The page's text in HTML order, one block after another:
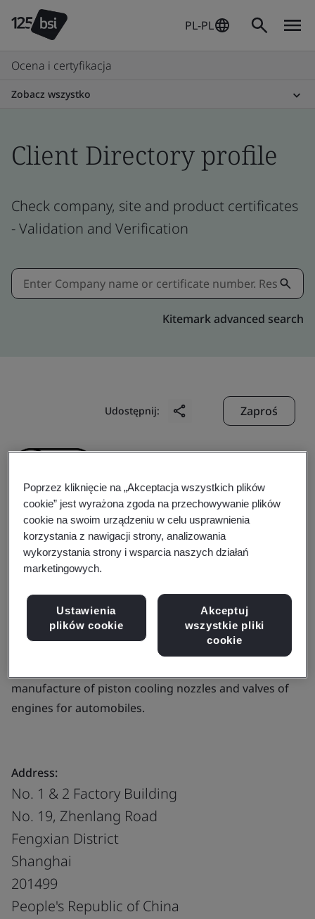
PL-PL
Ocena i certyfikacja
Zobacz wszystko
Client Directory profile
Check company, site and product certificates
- Validation and Verification
Kitemark advanced search
Udostępnij: Zaproś
Bontaz Centre
(Shanghai) Co., Ltd.
Business scope:The design and manufacture of piston
cooling nozzles and valves of engines for automobiles.
manufacture of piston cooling nozzles and valves of
engines for automobiles.
Address:
No. 1 & 2 Factory Building
No. 19, Zhenlang Road
Fengxian District
Shanghai
201499
People's Republic of China
Poprzez kliknięcie na „Akceptacja wszystkich plików
cookie” jest wyrażona zgoda na przechowywanie plików
cookie na swoim urządzeniu w celu usprawnienia
korzystania z nawigacji strony, analizowania
wykorzystania strony i wsparcia naszych działań
marketingowych.
Ustawienia
plików cookie
Akceptuj
wszystkie pliki
cookie